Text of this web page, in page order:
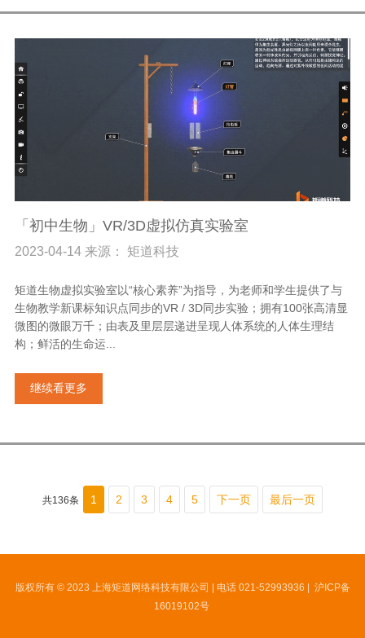
「初中生物」VR/3D虚拟仿真实验室
2023-04-14 来源： 矩道科技
矩道生物虚拟实验室以“核心素养”为指导，为老师和学生提供了与
生物教学新课标知识点同步的VR / 3D同步实验；拥有100张高清显
微图的微眼万千；由表及里层层递进呈现人体系统的人体生理结
构；鲜活的生命运...
继续看更多
共136条 1 2 3 4 5 下一页 最后一页
版权所有 © 2023 上海矩道网络科技有限公司 | 电话 021-52993936 |
沪ICP备
16019102号